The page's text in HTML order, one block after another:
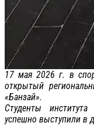
17 мая 2026 г. в
открытый
«Банзай».
Студенты
успешно выступили в